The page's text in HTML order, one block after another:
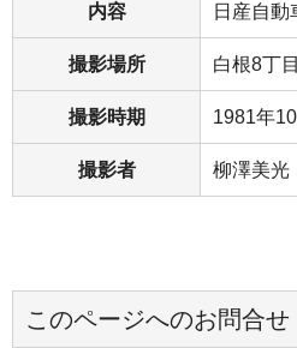
内容 日産自動
撮影場所 白根8丁
撮影時期 1981年10
撮影者 柳澤美光
このページへのお問合せ